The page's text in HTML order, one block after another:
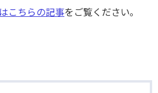
はこちらの記事をご覧ください｡